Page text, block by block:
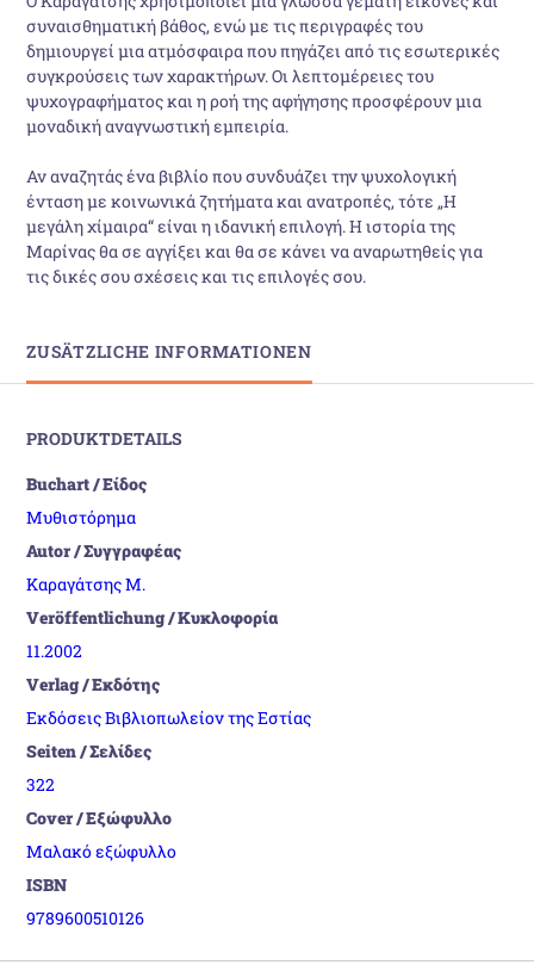
συναισθηματική βάθος, ενώ με τις περιγραφές του
δημιουργεί μια ατμόσφαιρα που πηγάζει από τις εσωτερικές
συγκρούσεις των χαρακτήρων. Οι λεπτομέρειες του
ψυχογραφήματος και η ροή της αφήγησης προσφέρουν μια
μοναδική αναγνωστική εμπειρία.
Αν αναζητάς ένα βιβλίο που συνδυάζει την ψυχολογική
ένταση με κοινωνικά ζητήματα και ανατροπές, τότε „Η
μεγάλη χίμαιρα“ είναι η ιδανική επιλογή. Η ιστορία της
Μαρίνας θα σε αγγίξει και θα σε κάνει να αναρωτηθείς για
τις δικές σου σχέσεις και τις επιλογές σου.
ZUSÄTZLICHE INFORMATIONEN
PRODUKTDETAILS
Buchart / Είδος
Μυθιστόρημα
Autor / Συγγραφέας
Καραγάτσης Μ.
Veröffentlichung / Κυκλοφορία
11.2002
Verlag / Εκδότης
Εκδόσεις Βιβλιοπωλείον της Εστίας
Seiten / Σελίδες
322
Cover / Εξώφυλλο
Μαλακό εξώφυλλο
ISBN
9789600510126